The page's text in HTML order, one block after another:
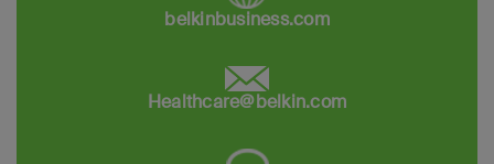
belkinbusiness.com
Healthcare@belkin.com